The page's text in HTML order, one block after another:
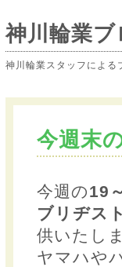
神川輪業ブ
神川輪業スタッフによる
今週末
今週の19
ブリヂス
供いたし
ヤマハや